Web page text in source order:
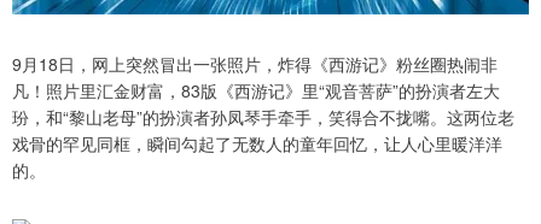
9月18日，网上突然冒出一张照片，炸得《西游记》粉丝圈热闹非
凡！照片里汇金财富，83版《西游记》里“观音菩萨”的扮演者左大
玢，和“黎山老母”的扮演者孙凤琴手牵手，笑得合不拢嘴。这两位老
戏骨的罕见同框，瞬间勾起了无数人的童年回忆，让人心里暖洋洋
的。